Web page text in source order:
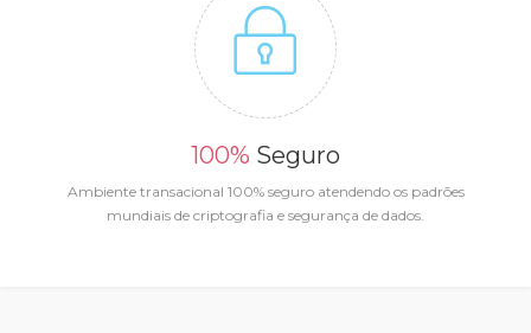
100% Seguro
Ambiente transacional 100% seguro atendendo os padrões
mundiais de criptografia e segurança de dados.